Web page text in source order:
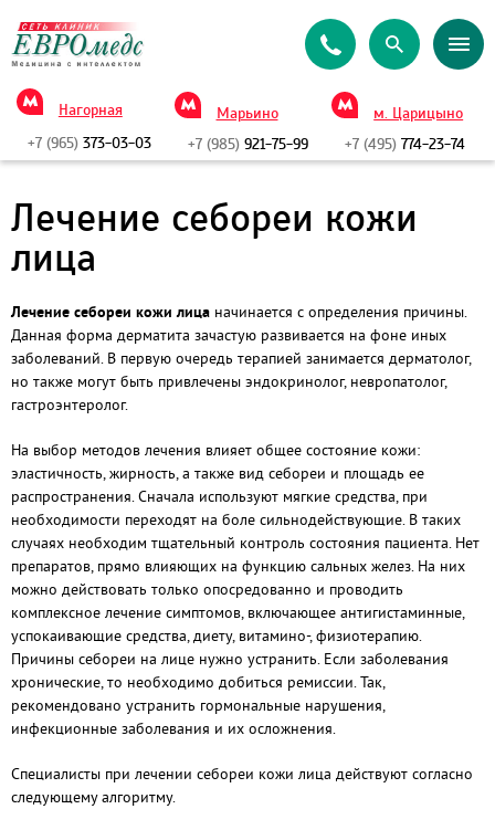
Нагорная
+7 (965) 373-03-03
Марьино
+7 (985)921-75-99
м. Царицыно
+7 (495) 774-23-74
Лечение себореи кожи
лица
Лечение себореи кожи лица начинается с определения причины.
Данная форма дерматита зачастую развивается на фоне иных
заболеваний. В первую очередь терапией занимается дерматолог,
но также могут быть привлечены эндокринолог, невропатолог,
гастроэнтеролог.
На выбор методов лечения влияет общее состояние кожи:
эластичность, жирность, а также вид себореи и площадь ее
распространения. Сначала используют мягкие средства, при
необходимости переходят на боле сильнодействующие. В таких
случаях необходим тщательный контроль состояния пациента. Нет
препаратов, прямо влияющих на функцию сальных желез. На них
можно действовать только опосредованно и проводить
комплексное лечение симптомов, включающее антигистаминные,
успокаивающие средства, диету, витамино-, физиотерапию.
Причины себореи на лице нужно устранить. Если заболевания
хронические, то необходимо добиться ремиссии. Так,
рекомендовано устранить гормональные нарушения,
инфекционные заболевания и их осложнения.
Специалисты при лечении себореи кожи лица действуют согласно
следующему алгоритму.